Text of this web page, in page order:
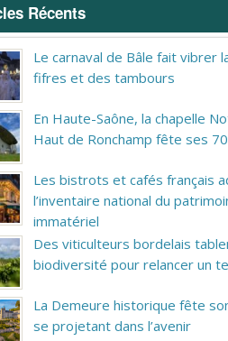
Récents
Le carnaval de Bâle fait vibrer
fifres et des tambours
En Haute-Saône, la chapelle
Haut de Ronchamp fête ses
Les bistrots et cafés français
l’inventaire national du
immatériel
Des viticulteurs bordelais
biodiversité pour relancer un
La Demeure historique fête
se projetant dans l’avenir